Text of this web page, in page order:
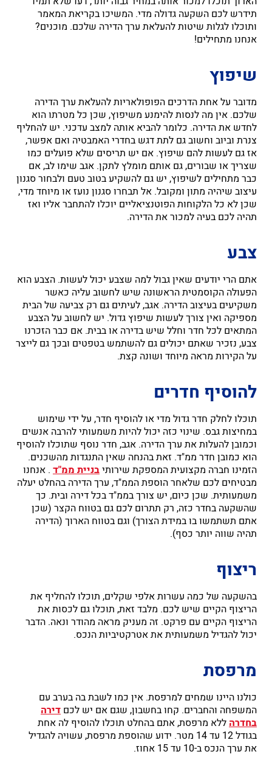
תידרש לכם השקעה גדולה מדי. המשיכו בקריאת המאמר
ותוכלו לגלות שיטות להעלאת ערך הדירה שלכם. מוכנים?
אנחנו מתחילים!
שיפוץ
מדובר על אחת הדרכים הפופולאריות להעלאת ערך הדירה
שלכם. אין מה לנסות להימנע משיפוץ, שכן כל מטרתו הוא
לחדש את הדירה. כלומר להביא אותה למצב עדכני. יש להחליף
צנרת וביוב וחשוב גם לתת דגש בחדרי האמבטיה ואם אפשר,
אז גם לעשות להם שיפוץ. אם יש תריסים שלא פועלים כמו
שצריך או שבורים, גם אותם מומלץ לתקן. אגב שימו לב, אם
כבר מתחילים לשיפוץ, יש גם להשקיע בטוב טעם ולבחור סגנון
עיצוב שיהיה מתון ומקובל. אל תבחרו סגנון נועז או מיוחד מדי,
שכן לא כל הלקוחות הפוטנציאליים יוכלו להתחבר אליו ואז
תהיה לכם בעיה למכור את הדירה.
צבע
אתם הרי יודעים שאין גבול למה שצבע יכול לעשות. הצבע הוא
הפעולה הקוסמטית הראשונה שיש לחשוב עליה כאשר
משקיעים בעיצוב הדירה. אגב, לעיתים גם רק צביעה של הבית
מספיקה ואין צורך לעשות שיפוץ גדול. יש לחשוב על הצבע
המתאים לכל חדר וחלל שיש בדירה או בבית. אם כבר הזכרנו
צבע, נזכיר שאתם יכולים גם להשתמש בטפטים ובכך גם לייצר
על הקירות מראה מיוחד ושונה קצת.
להוסיף חדרים
תוכלו לחלק חדר גדול מדי או להוסיף חדר, על ידי שימוש
במחיצות גבס. שינוי כזה יכול להיות משמעותי להרבה אנשים
וכמובן להעלות את ערך הדירה. אגב, חדר נוסף שתוכלו להוסיף
הוא כמובן חדר ממ"ד. זאת בהנחה שאין התנגדות מהשכנים.
הזמינו חברה מקצועית המספקת שירותיבניית ממ"ד . אנחנו
מבטיחים לכם שלאחר הוספת הממ"ד, ערך הדירה בהחלט יעלה
משמעותית. שכן כיום, יש צורך בממ"ד בכל דירה ובית. כך
שהשקעה בחדר כזה, רק תתרום לכם גם בטווח הקצר (שכן
אתם תשתמשו בו במידת הצורך) וגם בטווח הארוך (הדירה
תהיה שווה יותר כסף).
ריצוף
בהשקעה של כמה עשרות אלפי שקלים, תוכלו להחליף את
הריצוף הקיים שיש לכם. מלבד זאת, תוכלו גם לכסות את
הריצוף הקיים עם פרקט. זה מעניק מראה מהודר ונאה. הדבר
יכול להגדיל משמעותית את אטרקטיביות הנכס.
מרפסת
כולנו היינו שמחים למרפסת. אין כמו לשבת בה בערב עם
המשפחה והחברים. קחו בחשבון, שגם אם יש לכם דירה
בחדרה ללא מרפסת, אתם בהחלט תוכלו להוסיף לה אחת
בגודל 12 עד 14 מטר. ידוע שהוספת מרפסת, עשויה להגדיל
את ערך הנכס ב-10 עד 15 אחוז.